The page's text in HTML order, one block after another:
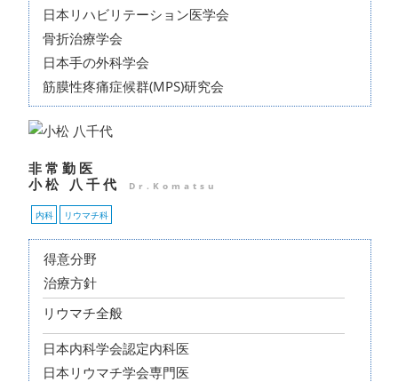
日本リハビリテーション医学会
骨折治療学会
日本手の外科学会
筋膜性疼痛症候群(MPS)研究会
非常勤医
小松 八千代
Dr.Komatsu
内科 リウマチ科
得意分野
治療方針
リウマチ全般
日本内科学会認定内科医
日本リウマチ学会専門医